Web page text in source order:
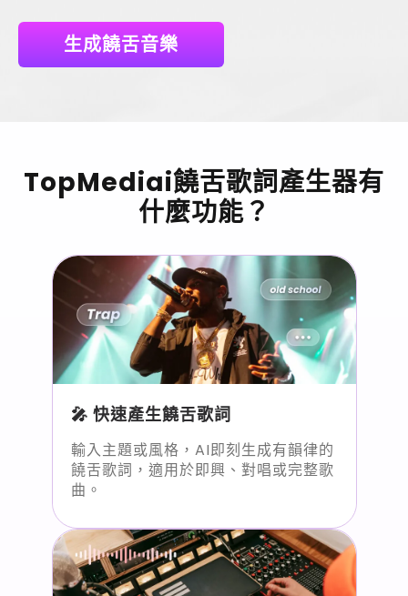
生成饒舌音樂
TopMediai饒舌歌詞產生器有
什麼功能？
🎤 快速產生饒舌歌詞
輸入主題或風格，AI即刻生成有韻律的
饒舌歌詞，適用於即興、對唱或完整歌
曲。